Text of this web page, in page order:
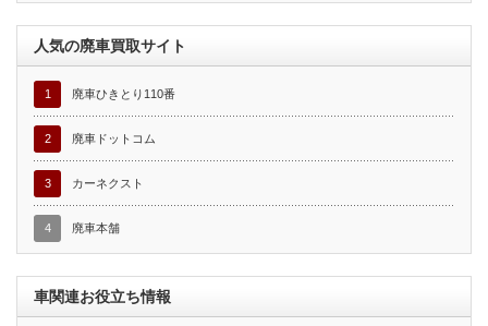
人気の廃車買取サイト
1 廃車ひきとり110番
2 廃車ドットコム
3 カーネクスト
4 廃車本舗
車関連お役立ち情報